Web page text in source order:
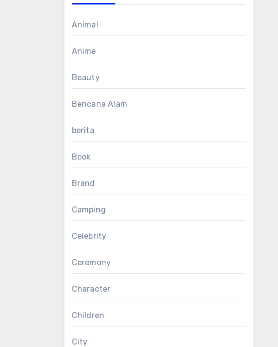
Animal
Anime
Beauty
Bencana Alam
berita
Book
Brand
Camping
Celebrity
Ceremony
Character
Children
City